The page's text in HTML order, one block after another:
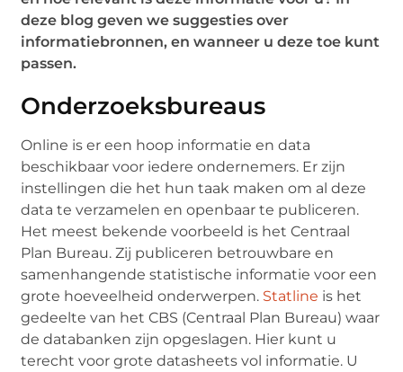
deze blog geven we suggesties over
informatiebronnen, en wanneer u deze toe kunt
passen.
Onderzoeksbureaus
Online is er een hoop informatie en data
beschikbaar voor iedere ondernemers. Er zijn
instellingen die het hun taak maken om al deze
data te verzamelen en openbaar te publiceren.
Het meest bekende voorbeeld is het Centraal
Plan Bureau. Zij publiceren betrouwbare en
samenhangende statistische informatie voor een
grote hoeveelheid onderwerpen. Statline is het
gedeelte van het CBS (Centraal Plan Bureau) waar
de databanken zijn opgeslagen. Hier kunt u
terecht voor grote datasheets vol informatie. U